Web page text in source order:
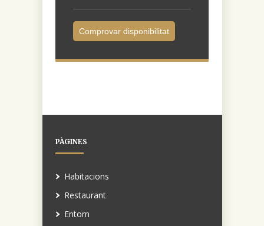
PÀGINES
Habitacions
Restaurant
Entorn